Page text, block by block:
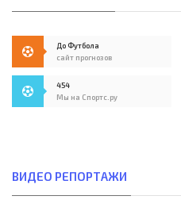
До Футбола
сайт прогнозов
454
Мы на Спортс.ру
ВИДЕО РЕПОРТАЖИ